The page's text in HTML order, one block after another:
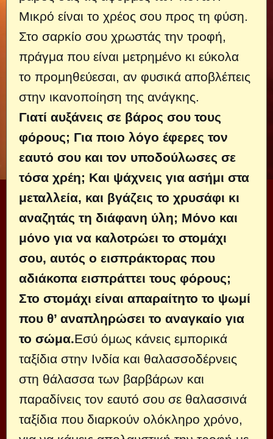
Μικρό είναι το χρέος σου προς τη φύση.
Στο σαρκίο σου χρωστάς την τροφή,
πράγμα που είναι μετρημένο κι εύκολα
το προμηθεύεσαι, αν φυσικά αποβλέπεις
στην ικανοποίηση της ανάγκης.
Γιατί αυξάνεις σε βάρος σου τους
φόρους; Για ποιο λόγο έφερες τον
εαυτό σου και τον υποδούλωσες σε
τόσα χρέη; Και ψάχνεις για ασήμι στα
μεταλλεία, και βγάζεις το χρυσάφι κι
αναζητάς τη διάφανη ύλη; Μόνο και
μόνο για να καλοτρώει το στομάχι
σου, αυτός ο εισπράκτορας που
αδιάκοπα εισπράττει τους φόρους;
Στο στομάχι είναι απαραίτητο το ψωμί
που θ’ αναπληρώσει το αναγκαίο για
το σώμα.Εσύ όμως κάνεις εμπορικά
ταξίδια στην Ινδία και θαλασσοδέρνεις
στη θάλασσα των βαρβάρων και
παραδίνεις τον εαυτό σου σε θαλασσινά
ταξίδια που διαρκούν ολόκληρο χρόνο,